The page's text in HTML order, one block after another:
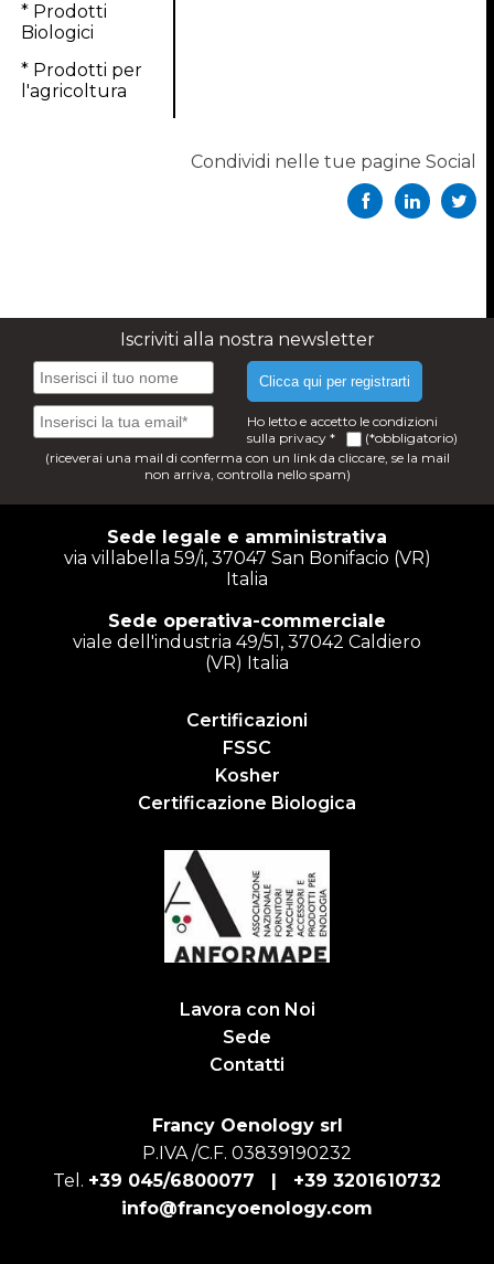
* Prodotti
Biologici
* Prodotti per
l'agricoltura
Condividi nelle tue pagine Social
Iscriviti alla nostra newsletter
Clicca qui per registrarti
Ho letto e accetto le condizioni
sulla privacy *
(*obbligatorio)
(riceverai una mail di conferma con un link da cliccare, se la mail
non arriva, controlla nello spam)
Sede legale e amministrativa
via villabella 59/i, 37047 San Bonifacio (VR)
Italia
Sede operativa-commerciale
viale dell'industria 49/51, 37042 Caldiero
(VR) Italia
Certificazioni
FSSC
Kosher
Certificazione Biologica
Lavora con Noi
Sede
Contatti
Francy Oenology srl
P.IVA /C.F. 03839190232
Tel. +39 045/6800077 | +39 3201610732
info@francyoenology.com